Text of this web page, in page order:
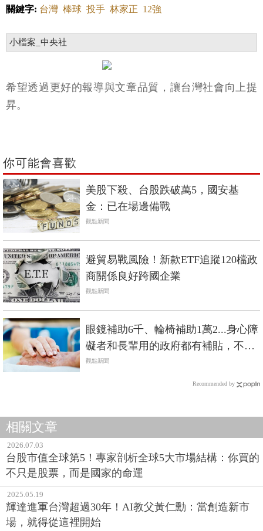
關鍵字: 台灣 棒球 投手 林家正 12強
小檔案_中央社
希望透過更好的報導與文章品質，讓台灣社會向上提
昇。
你可能會喜歡
美股下殺、台股跌破萬5，國安基
金：已在場邊備戰
觀點新聞
避貿易戰風險！新款ETF追蹤120檔政
商關係良好跨國企業
觀點新聞
眼鏡補助6千、輪椅補助1萬2...身心障
礙者和長輩用的政府都有補貼，不是
低收入戶也能辦
觀點新聞
Recommended by
相關文章
2026.07.03
台股市值全球第5！專家剖析全球5大市場結構：你買的
不只是股票，而是國家的命運
2025.05.19
輝達進軍台灣超過30年！AI教父黃仁勳：當創造新市
場，就得從這裡開始